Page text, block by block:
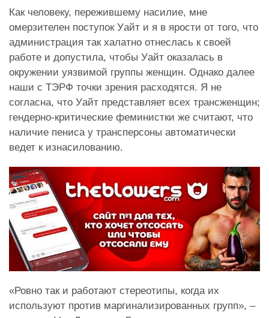
Как человеку, пережившему насилие, мне
омерзителен поступок Уайт и я в ярости от того, что
администрация так халатно отнеслась к своей
работе и допустила, чтобы Уайт оказалась в
окружении уязвимой группы женщин. Однако далее
наши с ТЭРФ точки зрения расходятся. Я не
согласна, что Уайт представляет всех трансженщин;
гендерно-критические феминистки же считают, что
наличие пениса у трансперсоны автоматически
ведет к изнасилованию.
«Ровно так и работают стереотипы, когда их
используют против маргинализированных групп», –